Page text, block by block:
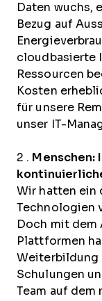
Daten wuchs,
Bezug auf
cloudbasierte
Ressourcen
Kosten
für unsere
unser IT-
2 . Menschen:
Wir hatten ein
Technologien
Doch mit dem
Plattformen
Weiterbildung
Schulungen
Team auf dem